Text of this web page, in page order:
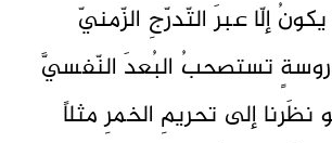
إلّا عبرَ التّدرّجِ الزّمنيّ
تستصحبُ البُعدَ النّفسيَّ
نظَرنا إلى تحريمِ الخمرِ مثلاً